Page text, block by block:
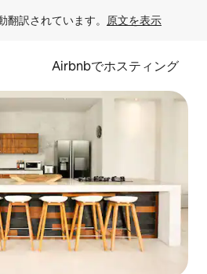
翻訳されています。 原文を表示
Airbnbでホスティング